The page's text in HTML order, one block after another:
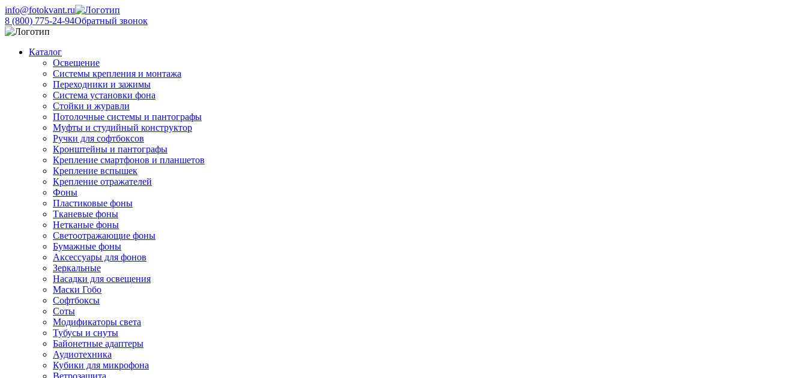
info@fotokvant.ru
8 (800) 775-24-94Обратный звонок
Каталог
Освещение
Системы крепления и монтажа
Переходники и зажимы
Система установки фона
Стойки и журавли
Потолочные системы и пантографы
Муфты и студийный конструктор
Ручки для софтбоксов
Кронштейны и пантографы
Крепление смартфонов и планшетов
Крепление вспышек
Крепление отражателей
Фоны
Пластиковые фоны
Тканевые фоны
Нетканые фоны
Светоотражающие фоны
Бумажные фоны
Аксессуары для фонов
Зеркальные
Насадки для освещения
Маски Гобо
Софтбоксы
Соты
Модификаторы света
Тубусы и снуты
Байонетные адаптеры
Аудиотехника
Кубики для микрофона
Ветрозащита